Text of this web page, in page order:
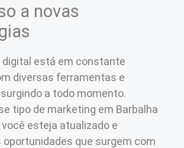
a novas
digital está em constante
diversas ferramentas e
a todo momento.
tipo de marketing em Barbalha
esteja atualizado e
oportunidades que surgem com